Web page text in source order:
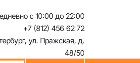
с 10:00 до 22:00
+7 (812) 456 62 72
ул. Пражская, д.
48/50